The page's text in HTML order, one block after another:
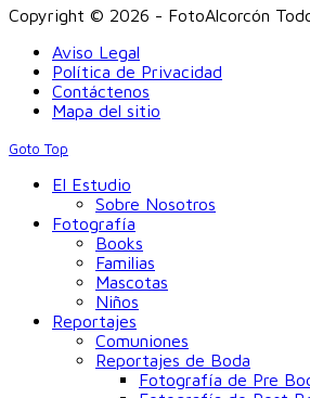
Copyright © 2026 - FotoAlcorcón
Aviso Legal
Política de Privacidad
Contáctenos
Mapa del sitio
Goto Top
El Estudio
Sobre Nosotros
Fotografía
Books
Familias
Mascotas
Niños
Reportajes
Comuniones
Reportajes de Boda
Fotografía de Pre